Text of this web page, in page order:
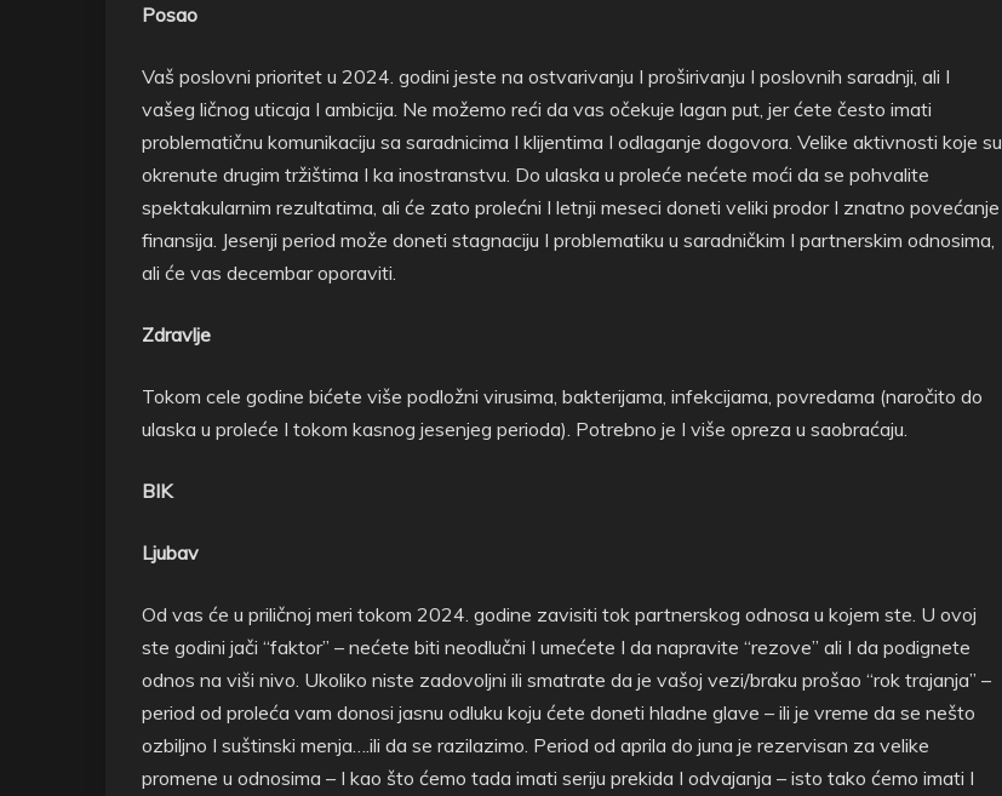
Posao
Vaš poslovni prioritet u 2024. godini jeste na ostvarivanju I proširivanju I poslovnih saradnji, ali I
vašeg ličnog uticaja I ambicija. Ne možemo reći da vas očekuje lagan put, jer ćete često imati
problematičnu komunikaciju sa saradnicima I klijentima I odlaganje dogovora. Velike aktivnosti koje su
okrenute drugim tržištima I ka inostranstvu. Do ulaska u proleće nećete moći da se pohvalite
spektakularnim rezultatima, ali će zato prolećni I letnji meseci doneti veliki prodor I znatno povećanje
finansija. Jesenji period može doneti stagnaciju I problematiku u saradničkim I partnerskim odnosima,
ali će vas decembar oporaviti.
Zdravlje
Tokom cele godine bićete više podložni virusima, bakterijama, infekcijama, povredama (naročito do
ulaska u proleće I tokom kasnog jesenjeg perioda). Potrebno je I više opreza u saobraćaju.
BIK
Ljubav
Od vas će u priličnoj meri tokom 2024. godine zavisiti tok partnerskog odnosa u kojem ste. U ovoj
ste godini jači “faktor” – nećete biti neodlučni I umećete I da napravite “rezove” ali I da podignete
odnos na viši nivo. Ukoliko niste zadovoljni ili smatrate da je vašoj vezi/braku prošao “rok trajanja” –
period od proleća vam donosi jasnu odluku koju ćete doneti hladne glave – ili je vreme da se nešto
ozbiljno I suštinski menja….ili da se razilazimo. Period od aprila do juna je rezervisan za velike
promene u odnosima – I kao što ćemo tada imati seriju prekida I odvajanja – isto tako ćemo imati I